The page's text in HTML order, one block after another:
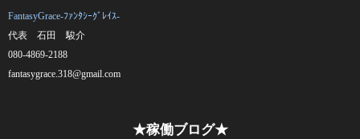
FantasyGrace-ﾌｧﾝﾀｼｰｸﾞﾚｲｽ-
代表 石田 駿介
080-4869-2188
fantasygrace.318@gmail.com
★稼働ブログ★